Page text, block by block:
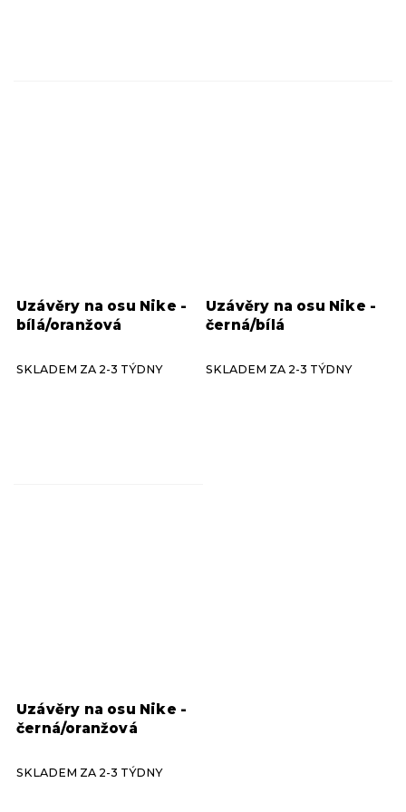
Uzávěry na osu Nike -
bílá/oranžová
SKLADEM ZA 2-3 TÝDNY
Uzávěry na osu Nike -
černá/bílá
SKLADEM ZA 2-3 TÝDNY
Uzávěry na osu Nike -
černá/oranžová
SKLADEM ZA 2-3 TÝDNY